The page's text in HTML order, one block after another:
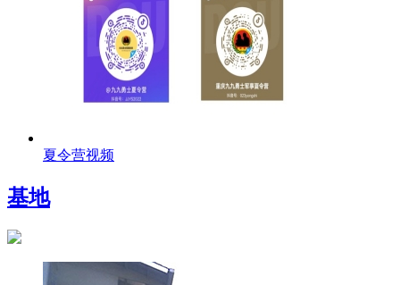
夏令营视频
基地